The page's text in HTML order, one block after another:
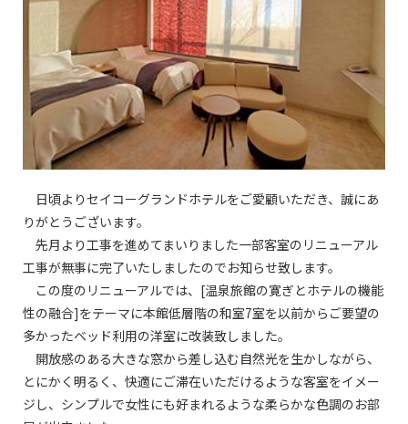
日頃よりセイコーグランドホテルをご愛顧いただき、誠にあ
りがとうございます。
先月より工事を進めてまいりました一部客室のリニューアル
工事が無事に完了いたしましたのでお知らせ致します。
この度のリニューアルでは、[温泉旅館の寛ぎとホテルの機能
性の融合]をテーマに本館低層階の和室7室を以前からご要望の
多かったベッド利用の洋室に改装致しました。
開放感のある大きな窓から差し込む自然光を生かしながら、
とにかく明るく、快適にご滞在いただけるような客室をイメー
ジし、シンプルで女性にも好まれるような柔らかな色調のお部